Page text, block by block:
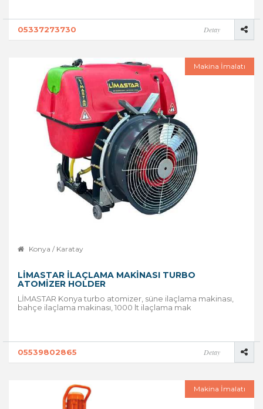
05337273730 Detay
Makina İmalatı
Konya / Karatay
LİMASTAR İLAÇLAMA MAKINASI TURBO
ATOMIZER HOLDER
LİMASTAR Konya turbo atomizer, süne ilaçlama makinası,
bahçe ilaçlama makinası, 1000 lt ilaçlama mak
05539802865 Detay
Makina İmalatı